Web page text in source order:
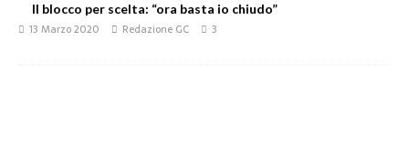
Il blocco per scelta: “ora basta io chiudo”
13 Marzo 2020 Redazione GC 3